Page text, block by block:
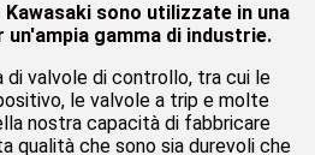
sono utilizzate in una
un'ampia gamma di industrie.
di valvole di controllo, tra cui le
le valvole a trip e molte
nostra capacità di fabbricare
qualità che sono sia durevoli che